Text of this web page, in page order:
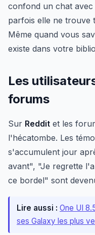
confond un chat
parfois elle ne trouve
Même quand vous
existe dans votre
Les
forums
Sur Reddit et les
l'hécatombe. Les
s'accumulent jour
avant", "Je regrette
ce bordel" sont
Lire aussi : One UI
ses Galaxy les plus